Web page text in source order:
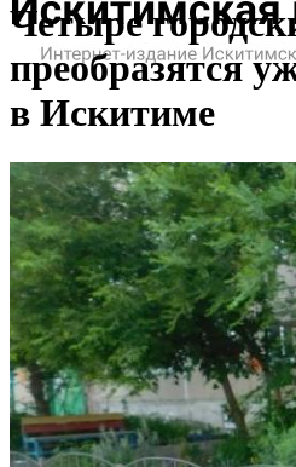
Четыре
преобразятся
в Искитиме